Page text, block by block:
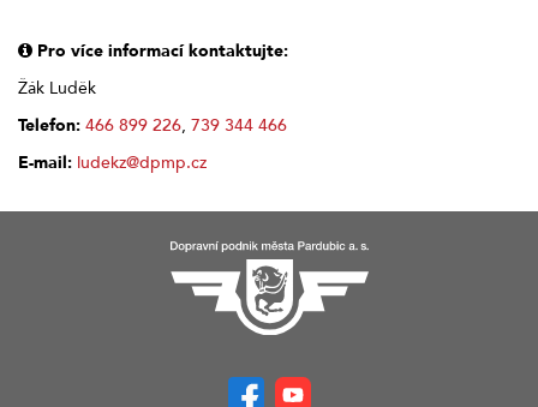
Pro více informací kontaktujte:
Žák Luděk
Telefon: 466 899 226, 739 344 466
E-mail: ludekz@dpmp.cz